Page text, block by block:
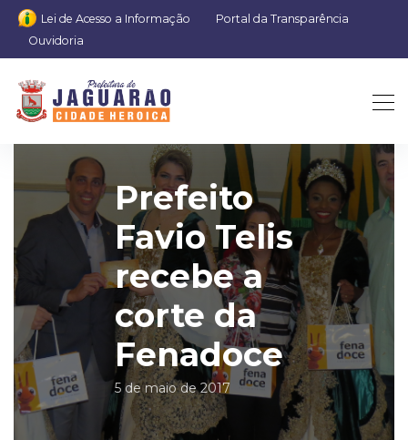
Lei de Acesso a Informação
Portal da Transparência
Ouvidoria
Prefeito
Favio Telis
recebe a
corte da
Fenadoce
5 de maio de 2017